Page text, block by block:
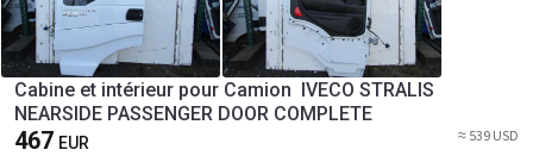
Cabine et intérieur pour Camion IVECO STRALIS
NEARSIDE PASSENGER DOOR COMPLETE
467 EUR ≈ 539 USD